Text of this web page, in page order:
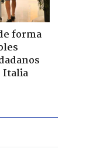
forma
Italia